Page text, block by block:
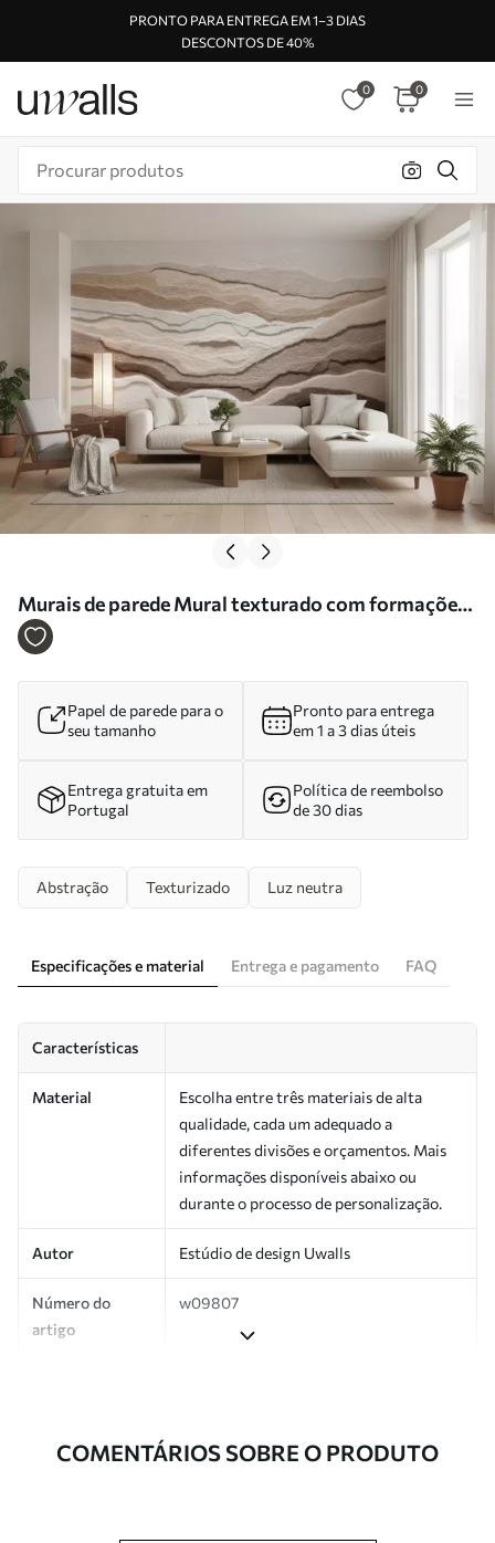
PRONTO PARA ENTREGA EM 1–3 DIAS
DESCONTOS DE 40%
0 0
Murais de parede Mural texturado com formações
de areia em camadas numa paleta de tons bege
Papel de parede para o
seu tamanho
Pronto para entrega
em 1 a 3 dias úteis
Entrega gratuita em
Portugal
Política de reembolso
de 30 dias
Abstração Texturizado Luz neutra
Especificações e material Entrega e pagamento FAQ
Características
Material
Escolha entre três materiais de alta
qualidade, cada um adequado a
diferentes divisões e orçamentos. Mais
informações disponíveis abaixo ou
durante o processo de personalização.
Autor Estúdio de design Uwalls
Número do
artigo
w09807
Adicionalmente
Disponível com revestimento de verniz
COMENTÁRIOS SOBRE O PRODUTO